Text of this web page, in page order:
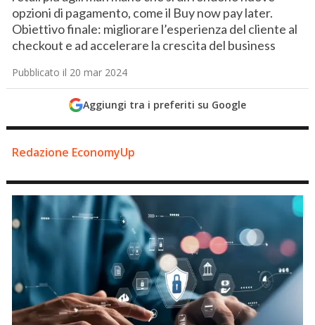
opzioni di pagamento, come il Buy now pay later.
Obiettivo finale: migliorare l’esperienza del cliente al
checkout e ad accelerare la crescita del business
Pubblicato il 20 mar 2024
Aggiungi tra i preferiti su Google
Redazione EconomyUp